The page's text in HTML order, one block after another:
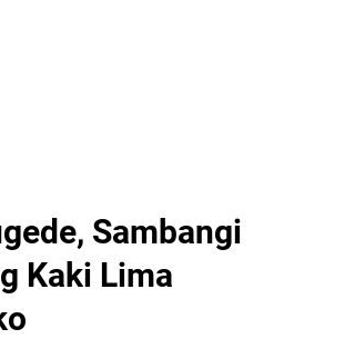
Sambangi
Kaki Lima